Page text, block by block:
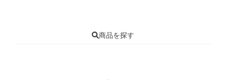
商品を探す